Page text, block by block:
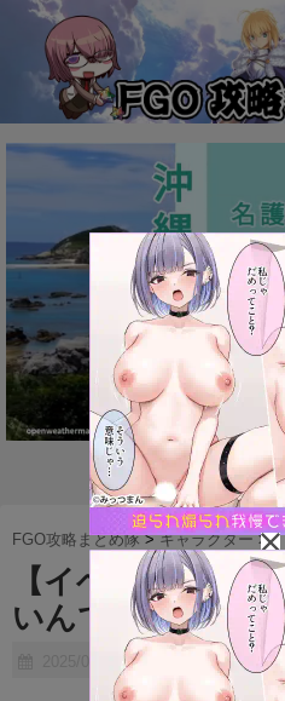
FGO攻略まとめ隊 >キャラクター >
【イベント】バ
いんですけどｗｗ
2025/09/19